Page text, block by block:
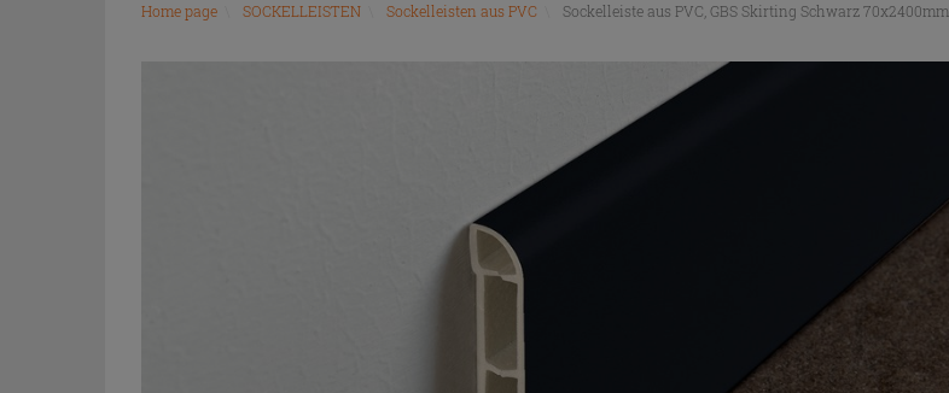
Home page SOCKELLEISTEN Sockelleisten aus PVC Sockelleiste aus PVC, GBS Skirting Schwarz 70x2400mm